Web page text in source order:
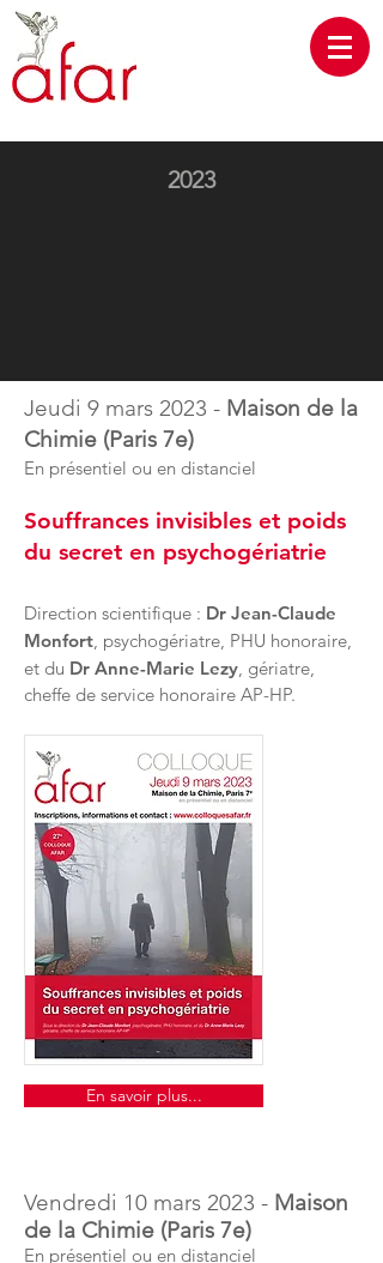
2023
Jeudi 9 mars 2023 - Maison de la
Chimie (Paris 7e)
En présentiel ou en distanciel
Souffrances invisibles et poids
du secret en psychogériatrie
Direction scientifique : Dr Jean-Claude
Monfort, psychogériatre, PHU honoraire,
et du Dr Anne-Marie Lezy, gériatre,
cheffe de service honoraire AP-HP.
En savoir plus...
Vendredi 10 mars 2023 - Maison
de la Chimie (Paris 7e)
En présentiel ou en distanciel